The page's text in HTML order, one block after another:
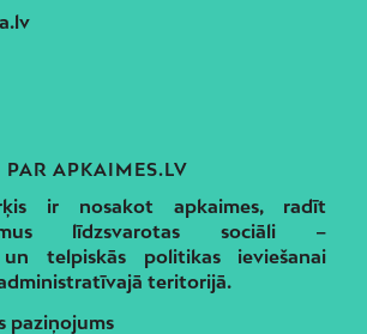
PAR APKAIMES.LV
ir nosakot apkaimes, radīt
līdzsvarotas sociāli –
un telpiskās politikas ieviešanai
teritorijā.
paziņojums